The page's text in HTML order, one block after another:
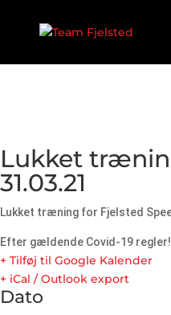
Lukket
31.03.21
Lukket træning for Fjelsted
Efter gældende Covid-19 regler!
+ Tilføj til Google Kalender
+ iCal / Outlook export
Dato